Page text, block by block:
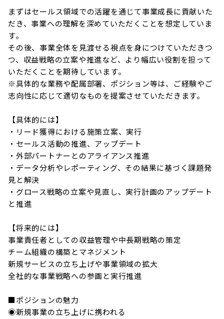
まずはセールス領域での活躍を通じて事業成長に貢献いた
だき、事業への理解を深めていただくことを想定していま
す。
その後、事業全体を見渡せる視点を身につけていただきつ
つ、収益戦略の立案や推進など、より幅広い役割を担って
いただくことを期待しています。
※具体的な業務や配属部署、ポジション等は、ご経験やご
志向性に応じて適切なものを提案させていただきます。
【具体的には】
・リード獲得における施策立案、実行
・セールス活動の推進、アップデート
・外部パートナーとのアライアンス推進
・データ分析やレポーティング、その結果に基づく課題発
見と解決
・グロース戦略の立案や見直し、実行計画のアップデート
と推進
【将来的には】
事業責任者としての収益管理や中長期戦略の策定
チーム組織の構築とマネジメント
新規サービスの立ち上げや事業領域の拡大
全社的な事業戦略への参画と実行推進
■ポジションの魅力
◉新規事業の立ち上げに携われる